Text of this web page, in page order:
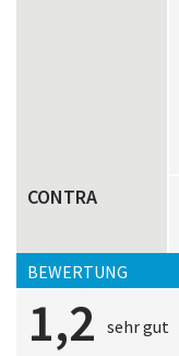
CONTRA
BEWERTUNG
1,2 sehr gut